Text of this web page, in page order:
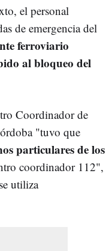
el personal
de emergencia del
ferroviario
al bloqueo del
Coordinador de
"tuvo que
particulares de los
coordinador 112",
utiliza